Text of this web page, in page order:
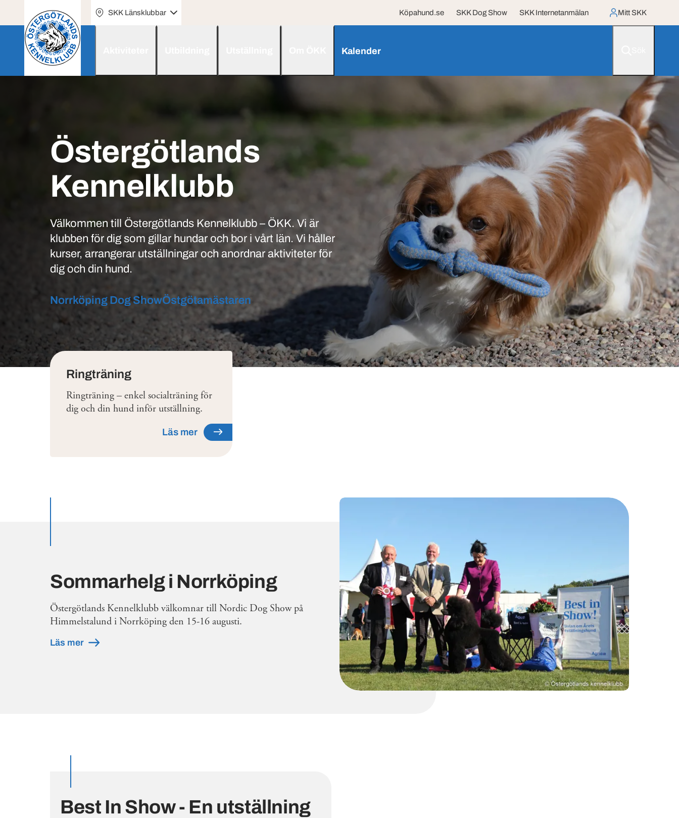
SKK Länsklubbar Köpahund.se SKK Dog Show SKK Internetanmälan Mitt SKK
Kalender
Östergötlands
Kennelklubb
Välkommen till Östergötlands Kennelklubb – ÖKK. Vi är
klubben för dig som gillar hundar och bor i vårt län. Vi håller
kurser, arrangerar utställningar och anordnar aktiviteter för
dig och din hund.
Norrköping Dog Show Östgötamästaren
Tjänster
Ringträning
Ringträning – enkel socialträning för
dig och din hund inför utställning.
Läs mer
Sommarhelg i Norrköping
Östergötlands Kennelklubb välkomnar till Nordic Dog Show på
Himmelstalund i Norrköping den 15-16 augusti.
Läs mer
Best In Show - En utställning